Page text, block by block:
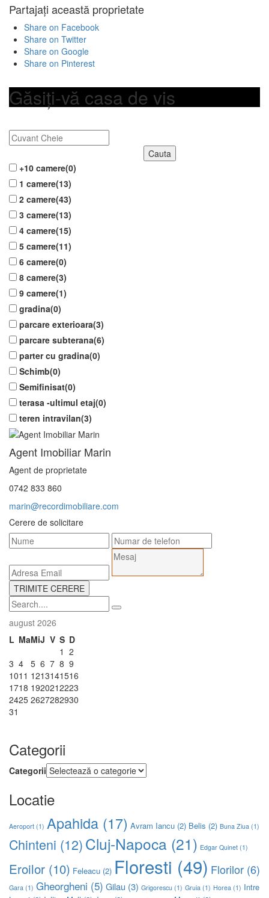
Partajați această proprietate
Share on Facebook
Share on Twitter
Share on Google
Share on Pinterest
Găsiți-vă casa de vis
Cauta
+10 camere(0)
1 camere(13)
2 camere(43)
3 camere(13)
4 camere(15)
5 camere(11)
6 camere(0)
8 camere(3)
9 camere(1)
gradina(0)
parcare exterioara(3)
parcare subterana(6)
parter cu gradina(0)
Schimb(0)
Semifinisat(0)
terasa -ultimul etaj(0)
teren intravilan(3)
Agent Imobiliar Marin
Agent de proprietate
0742 833 860
marin@recordimobiliare.com
Cerere de solicitare
august 2026
L MaMiJ V S D
1 2
3 4 5 6 7 8 9
1011 1213141516
1718 1920212223
2425 2627282930
31
Categorii
Categorii
Locatie
Aeroport (1) Apahida (17) Avram Iancu (2) Belis (2) Buna Ziua (1)
Chinteni (12)Cluj-Napoca (21) Edgar Quinet (1)
Eroilor (10) Feleacu (2) Floresti (49) Florilor (6)
Gara (1) Gheorgheni (5) Gilau (3) Grigorescu (1) Gruia (1) Horea (1) Intre